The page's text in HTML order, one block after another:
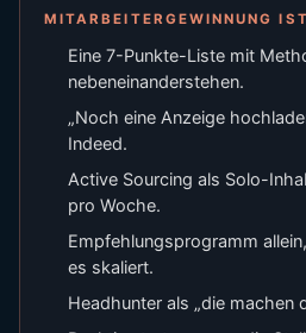
MITARBEITERGEWINNUNG
Eine 7-Punkte-Liste mit
nebeneinanderstehen.
„Noch eine Anzeige
Indeed.
Active Sourcing als Solo-
pro Woche.
Empfehlungsprogramm
es skaliert.
Headhunter als „die machen